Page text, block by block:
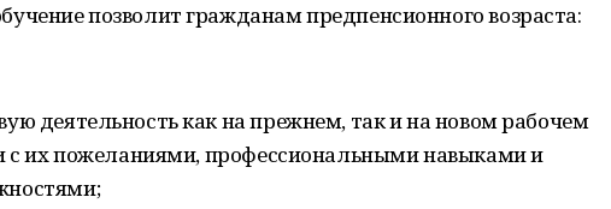
позволит гражданам предпенсионного возраста:
деятельность как на прежнем, так и на новом рабочем
с их пожеланиями, профессиональными навыками и